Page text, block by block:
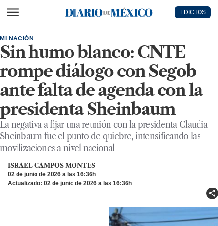
Diario de México
EDICTOS
Sin humo blanco: CNTE
rompe diálogo con Segob
ante falta de agenda con la
presidenta Sheinbaum
MI NACIÓN
La negativa a fijar una reunión con la presidenta Claudia
Sheinbaum fue el punto de quiebre, intensificando las
movilizaciones a nivel nacional
ISRAEL CAMPOS MONTES
02 de junio de 2026 a las 16:36h
Actualizado: 02 de junio de 2026 a las 16:36h